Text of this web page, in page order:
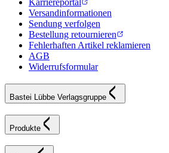
Karriereportal
Versandinformationen
Sendung verfolgen
Bestellung retournieren
Fehlerhaften Artikel reklamieren
AGB
Widerrufsformular
Bastei Lübbe Verlagsgruppe
Produkte